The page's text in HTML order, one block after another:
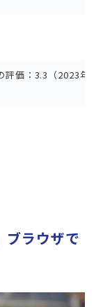
価：3.3（2023年2
ラウザで